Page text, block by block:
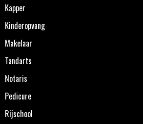
Kapper
Kinderopvang
Makelaar
Tandarts
Notaris
Pedicure
Rijschool